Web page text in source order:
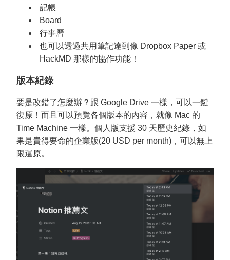
記帳
Board
行事曆
也可以透過共用筆記達到像 Dropbox Paper 或
HackMD 那樣的協作功能！
版本紀錄
要是改錯了怎麼辦？跟 Google Drive 一樣，可以一鍵
復原！而且可以預覽各個版本的內容，就像 Mac 的
Time Machine 一樣。個人版支援 30 天歷史紀錄，如
果是貴得要命的企業版(20 USD per month)，可以無上
限還原。